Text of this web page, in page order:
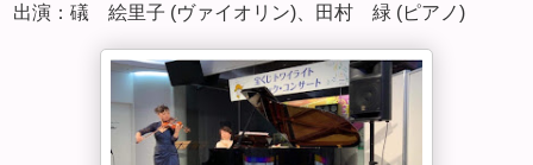
出演：礒 絵里子 (ヴァイオリン)、田村 緑 (ピアノ)